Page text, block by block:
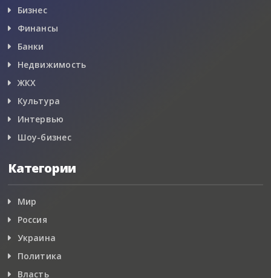
Бизнес
Финансы
Банки
Недвижимость
ЖКХ
Культура
Интервью
Шоу-бизнес
Категории
Мир
Россия
Украина
Политика
Власть